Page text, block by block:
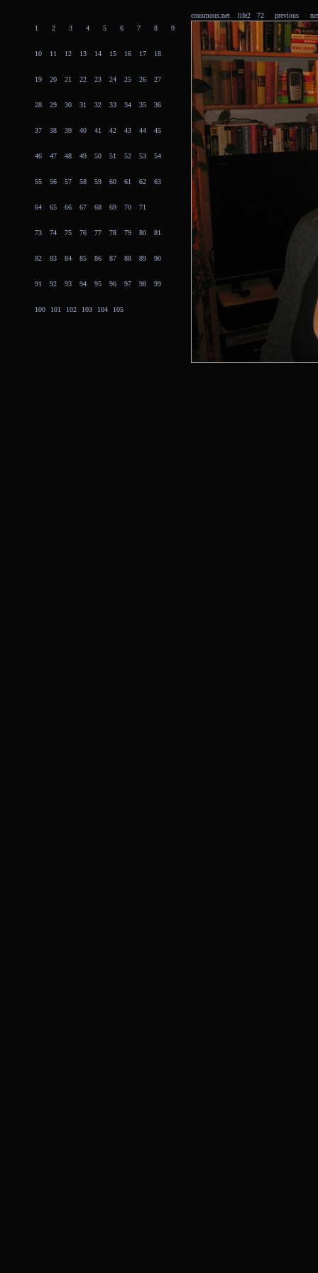
1 2 3 4 5 6 7 8 9
10 11 12 13 14 15 16 17 18
19 20 21 22 23 24 25 26 27
28 29 30 31 32 33 34 35 36
37 38 39 40 41 42 43 44 45
46 47 48 49 50 51 52 53 54
55 56 57 58 59 60 61 62 63
64 65 66 67 68 69 70 71
73 74 75 76 77 78 79 80 81
82 83 84 85 86 87 88 89 90
91 92 93 94 95 96 97 98 99
100 101 102 103 104 105
cousmous.net life2 72 previous